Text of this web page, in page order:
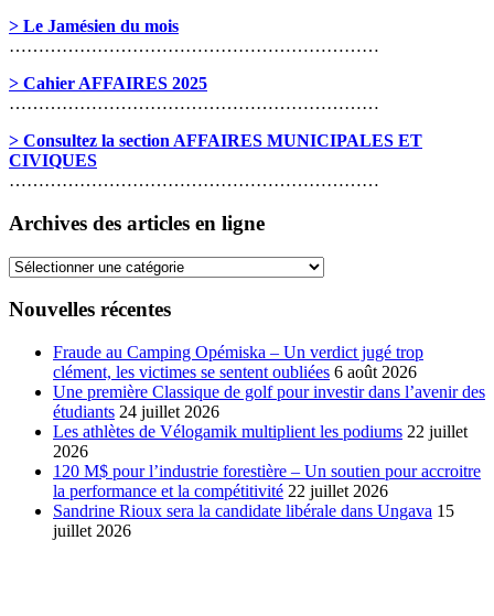
> Le Jamésien du mois
………………………………………………………
> Cahier AFFAIRES 2025
………………………………………………………
> Consultez la section AFFAIRES MUNICIPALES ET
CIVIQUES
………………………………………………………
Archives des articles en ligne
Archives
articles
Nouvelles récentes
Fraude au Camping Opémiska – Un verdict jugé trop
clément, les victimes se sentent oubliées 6 août 2026
Une première Classique de golf pour investir dans l’avenir des
étudiants 24 juillet 2026
Les athlètes de Vélogamik multiplient les podiums 22 juillet
2026
120 M$ pour l’industrie forestière – Un soutien pour accroitre
la performance et la compétitivité 22 juillet 2026
Sandrine Rioux sera la candidate libérale dans Ungava 15
juillet 2026